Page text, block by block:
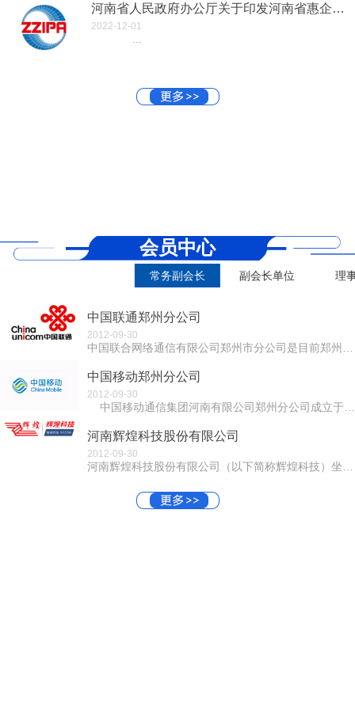
河南省人民政府办公厅关于印发河南省惠企政策免申即享工作方案（试行）的通知
2022-12-01
会员中心
常务副会长 副会长单位 理
中国联通郑州分公司
2012-09-30
中国移动郑州分公司
2012-09-30
河南辉煌科技股份有限公司
2012-09-30